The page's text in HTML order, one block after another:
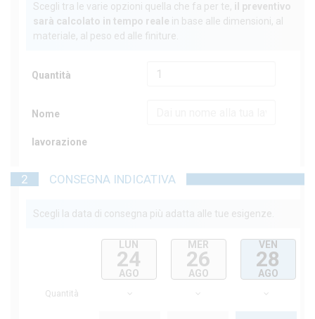
Scegli tra le varie opzioni quella che fa per te, il preventivo
sarà calcolato in tempo reale in base alle dimensioni, al
materiale, al peso ed alle finiture.
Quantità
Nome
lavorazione
2 CONSEGNA INDICATIVA
Scegli la data di consegna più adatta alle tue esigenze.
LUN
24
AGO
MER
26
AGO
VEN
28
AGO
Quantità